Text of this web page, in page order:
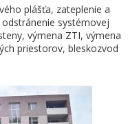
plášťa, zateplenie a
systémovej
výmena ZTI, výmena
priestorov, bleskozvod